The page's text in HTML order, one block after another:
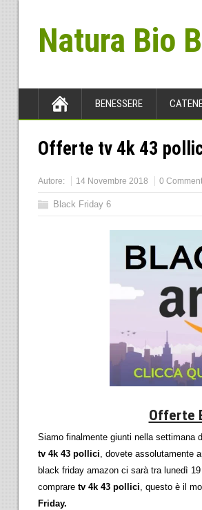
Natura Bio
BENESSERE
Offerte tv 4k 43
Autore: 14 Novembre 2018 0
Black Friday 6
Offerte
Siamo finalmente giunti nella settimana
tv 4k 43 pollici, dovete assolutamente
black friday amazon ci sarà tra lunedì
comprare tv 4k 43 pollici, questo è il
Friday.